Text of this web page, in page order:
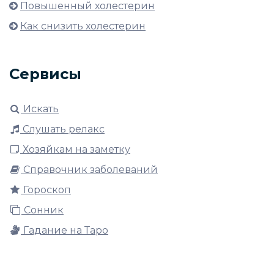
Повышенный холестерин
Как снизить холестерин
Сервисы
Искать
Слушать релакс
Хозяйкам на заметку
Справочник заболеваний
Гороскоп
Сонник
Гадание на Таро